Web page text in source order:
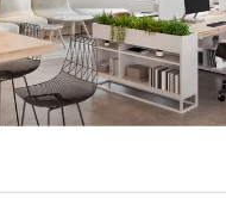
FINANCEMENT